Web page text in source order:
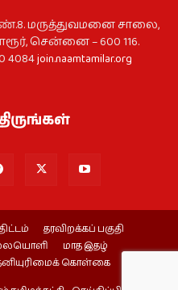
மருத்துவமனை சாலை,
சென்னை – 600 116.
4084join.naamtamilar.org
திட்டம்
தரவிறக்கப் பகுதி
மாத இதழ்
கொள்கை